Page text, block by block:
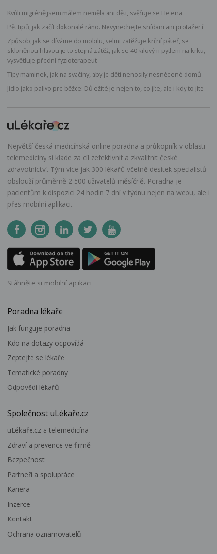
Kvůli migréně jsem málem neměla ani děti, svěřuje se Helena
Pět tipů, jak začít dokonalé ráno. Nevynechejte snídani ani protažení
Způsob, jak se díváme do mobilu, velmi zatěžuje krční páteř, se
skloněnou hlavou je to stejná zátěž, jak se 40 kilovým pytlem na krku,
vysvětluje přední fyzioterapeut
Tipy maminek, jak na svačiny, aby je děti nenosily nesnědené domů
Jídlo jako palivo pro běžce: Důležité je nejen to, co jíte, ale i kdy to jíte
Největší česká medicínská online poradna a průkopník v oblasti
telemedicíny si klade za cíl zefektivnit a zkvalitnit české
zdravotnictví. Tým více jak 300 lékařů včetně desítek specialistů
obslouží průměrně 2 500 uživatelů měsíčně. Poradna je
pacientům k dispozici 24 hodin 7 dní v týdnu nejen na webu, ale i
přes mobilní aplikaci.
Stáhněte si mobilní aplikaci
Poradna lékaře
Jak funguje poradna
Kdo na dotazy odpovídá
Zeptejte se lékaře
Tematické poradny
Odpovědi lékařů
Společnost uLékaře.cz
uLékaře.cz a telemedicína
Zdraví a prevence ve firmě
Bezpečnost
Partneři a spolupráce
Kariéra
Inzerce
Kontakt
Ochrana oznamovatelů